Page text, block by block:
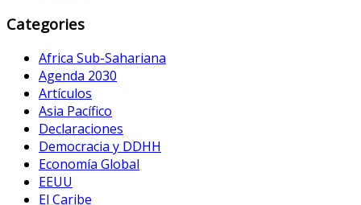
Categories
Africa Sub-Sahariana
Agenda 2030
Artículos
Asia Pacífico
Declaraciones
Democracia y DDHH
Economía Global
EEUU
El Caribe